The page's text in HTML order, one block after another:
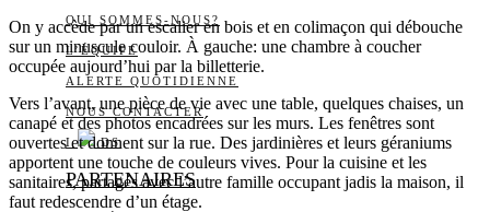
QUI SOMMES-NOUS?
L’ÉQUIPE
ALERTE QUOTIDIENNE
NOUS CONTACTER
I DS
PARTENAIRES
On y accède par un escalier en bois et en colimaçon qui débouche
sur un minuscule couloir. À gauche: une chambre à coucher
occupée aujourd’hui par la billetterie.
Vers l’avant, une pièce de vie avec une table, quelques chaises, un
canapé et des photos encadrées sur les murs. Les fenêtres sont
ouvertes et donnent sur la rue. Des jardinières et leurs géraniums
apportent une touche de couleurs vives. Pour la cuisine et les
sanitaires, partagés avec l’autre famille occupant jadis la maison, il
faut redescendre d’un étage.